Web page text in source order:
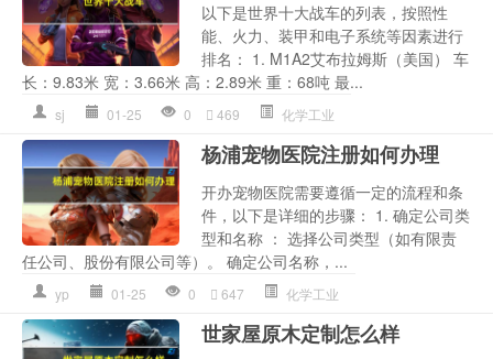
以下是世界十大战车的列表，按照性
能、火力、装甲和电子系统等因素进行
排名： 1. M1A2艾布拉姆斯（美国） 车
长：9.83米 宽：3.66米 高：2.89米 重：68吨 最...
sj 01-25 0 469 化学工业
杨浦宠物医院注册如何办理
开办宠物医院需要遵循一定的流程和条
件，以下是详细的步骤： 1. 确定公司类
型和名称 ： 选择公司类型（如有限责
任公司、股份有限公司等）。 确定公司名称，...
yp 01-25 0 647 化学工业
世家屋原木定制怎么样